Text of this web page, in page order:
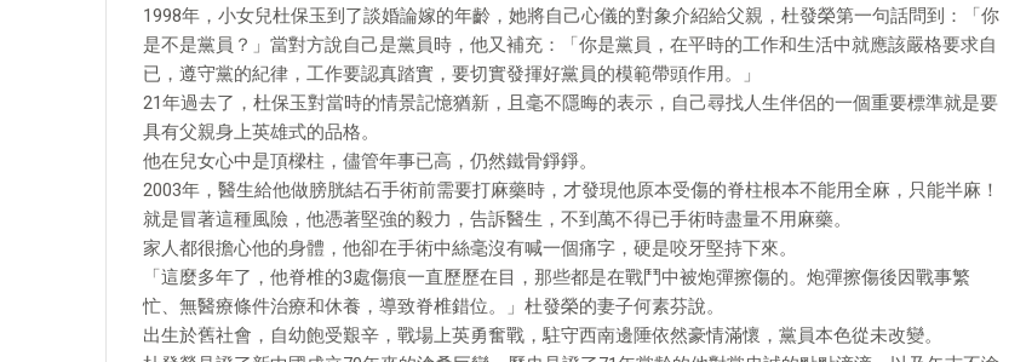
1998年，小女兒杜保玉到了談婚論嫁的年齡，她將自己心儀的對象介紹給父親，杜發榮第一句話問到：「你
是不是黨員？」當對方說自己是黨員時，他又補充：「你是黨員，在平時的工作和生活中就應該嚴格要求自
已，遵守黨的紀律，工作要認真踏實，要切實發揮好黨員的模範帶頭作用。」
21年過去了，杜保玉對當時的情景記憶猶新，且毫不隱晦的表示，自己尋找人生伴侶的一個重要標準就是要
具有父親身上英雄式的品格。
他在兒女心中是頂樑柱，儘管年事已高，仍然鐵骨錚錚。
2003年，醫生給他做膀胱結石手術前需要打麻藥時，才發現他原本受傷的脊柱根本不能用全麻，只能半麻！
就是冒著這種風險，他憑著堅強的毅力，告訴醫生，不到萬不得已手術時盡量不用麻藥。
家人都很擔心他的身體，他卻在手術中絲毫沒有喊一個痛字，硬是咬牙堅持下來。
「這麼多年了，他脊椎的3處傷痕一直歷歷在目，那些都是在戰鬥中被炮彈擦傷的。炮彈擦傷後因戰事繁
忙、無醫療條件治療和休養，導致脊椎錯位。」杜發榮的妻子何素芬說。
出生於舊社會，自幼飽受艱辛，戰場上英勇奮戰，駐守西南邊陲依然豪情滿懷，黨員本色從未改變。